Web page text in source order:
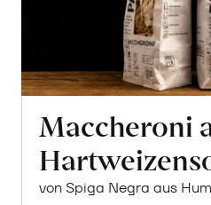
Maccheroni
von Spiga Negra aus